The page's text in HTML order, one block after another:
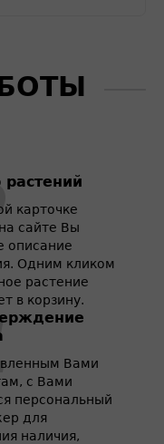
карточке
сайте Вы
описание
Одним кликом
растение
в корзину.
Вами
с Вами
персональный
для
наличия,